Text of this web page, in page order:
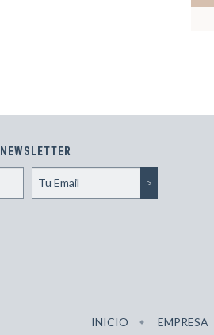
NEWSLETTER
INICIO EMPRESA